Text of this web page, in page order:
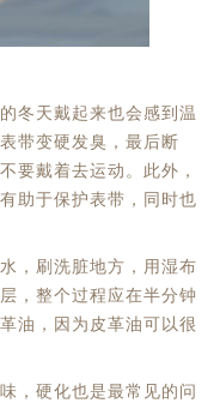
天戴起来也会感到温
带变硬发臭，最后断
要戴着去运动。此外，
助于保护表带，同时也
刷洗脏地方，用湿布
，整个过程应在半分钟
油，因为皮革油可以很
硬化也是最常见的问